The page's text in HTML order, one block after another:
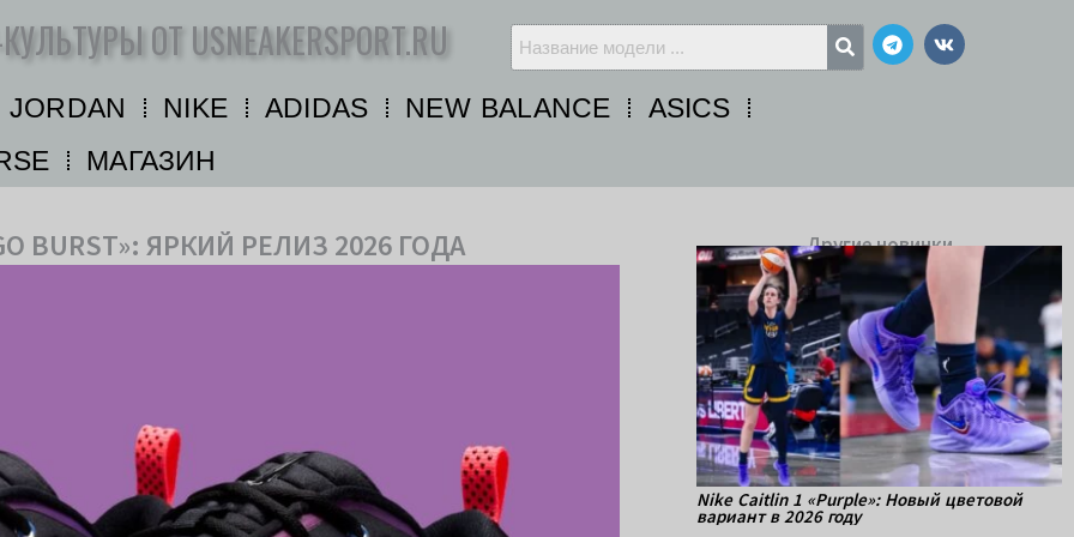
ОТ USNEAKERSPORT.RU Telegram
Vk
JORDAN NIKE ADIDAS NEW BALANCE
ASICS
МАГАЗИН
BURST»: ЯРКИЙ РЕЛИЗ 2026 ГОДА Другие новинки
Nike Caitlin 1 «Purple»: Новый цветовой
вариант в 2026 году